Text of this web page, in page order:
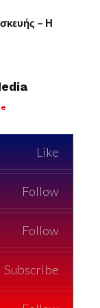
– Η
Like
Follow
Follow
Subscribe